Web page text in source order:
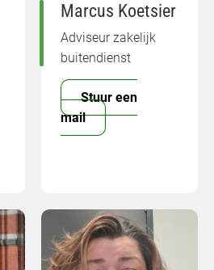
Marcus Koetsier
Adviseur zakelijk
buitendienst
Stuur een
mail